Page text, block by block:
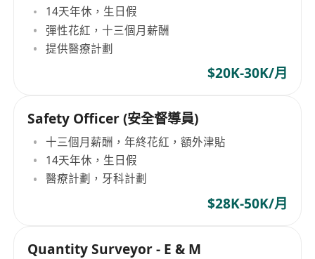
14天年休，生日假
彈性花紅，十三個月薪酬
提供醫療計劃
$20K-30K/月
Safety Officer (安全督導員)
十三個月薪酬，年終花紅，額外津貼
14天年休，生日假
醫療計劃，牙科計劃
$28K-50K/月
Quantity Surveyor - E & M